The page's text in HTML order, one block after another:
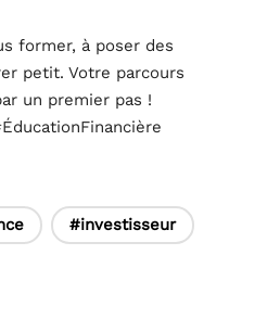
former, à poser des
petit. Votre parcours
un premier pas !
#investisseur